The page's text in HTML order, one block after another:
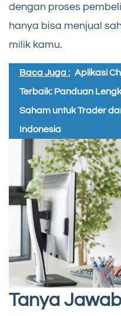
dengan proses
hanya bisa menjual
milik kamu.
Baca Juga : Aplikasi
Terbaik: Panduan
Saham untuk Trader
Indonesia
Tanya